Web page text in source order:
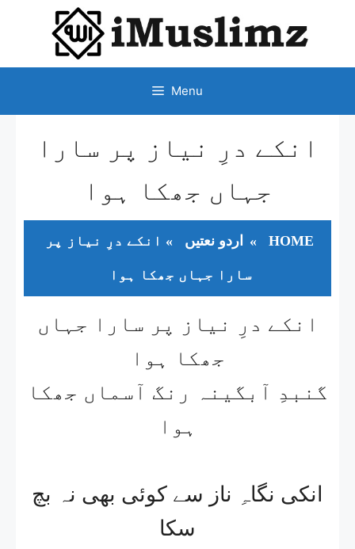
CONTENT
Menu
انکے درِ نیاز پر سارا
جہاں جھکا ہوا
HOME
» اردو نعتیں » انکے درِ نیاز پر
سارا جہاں جھکا ہوا
انکے درِ نیاز پر سارا جہاں
جھکا ہوا
گنبدِ آبگینہ رنگ آسماں جھکا
ہوا
انکی نگاہِ ناز سے کوئی بھی نہ بچ
سکا